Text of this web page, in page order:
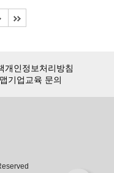
개인정보처리방침
기업교육 문의